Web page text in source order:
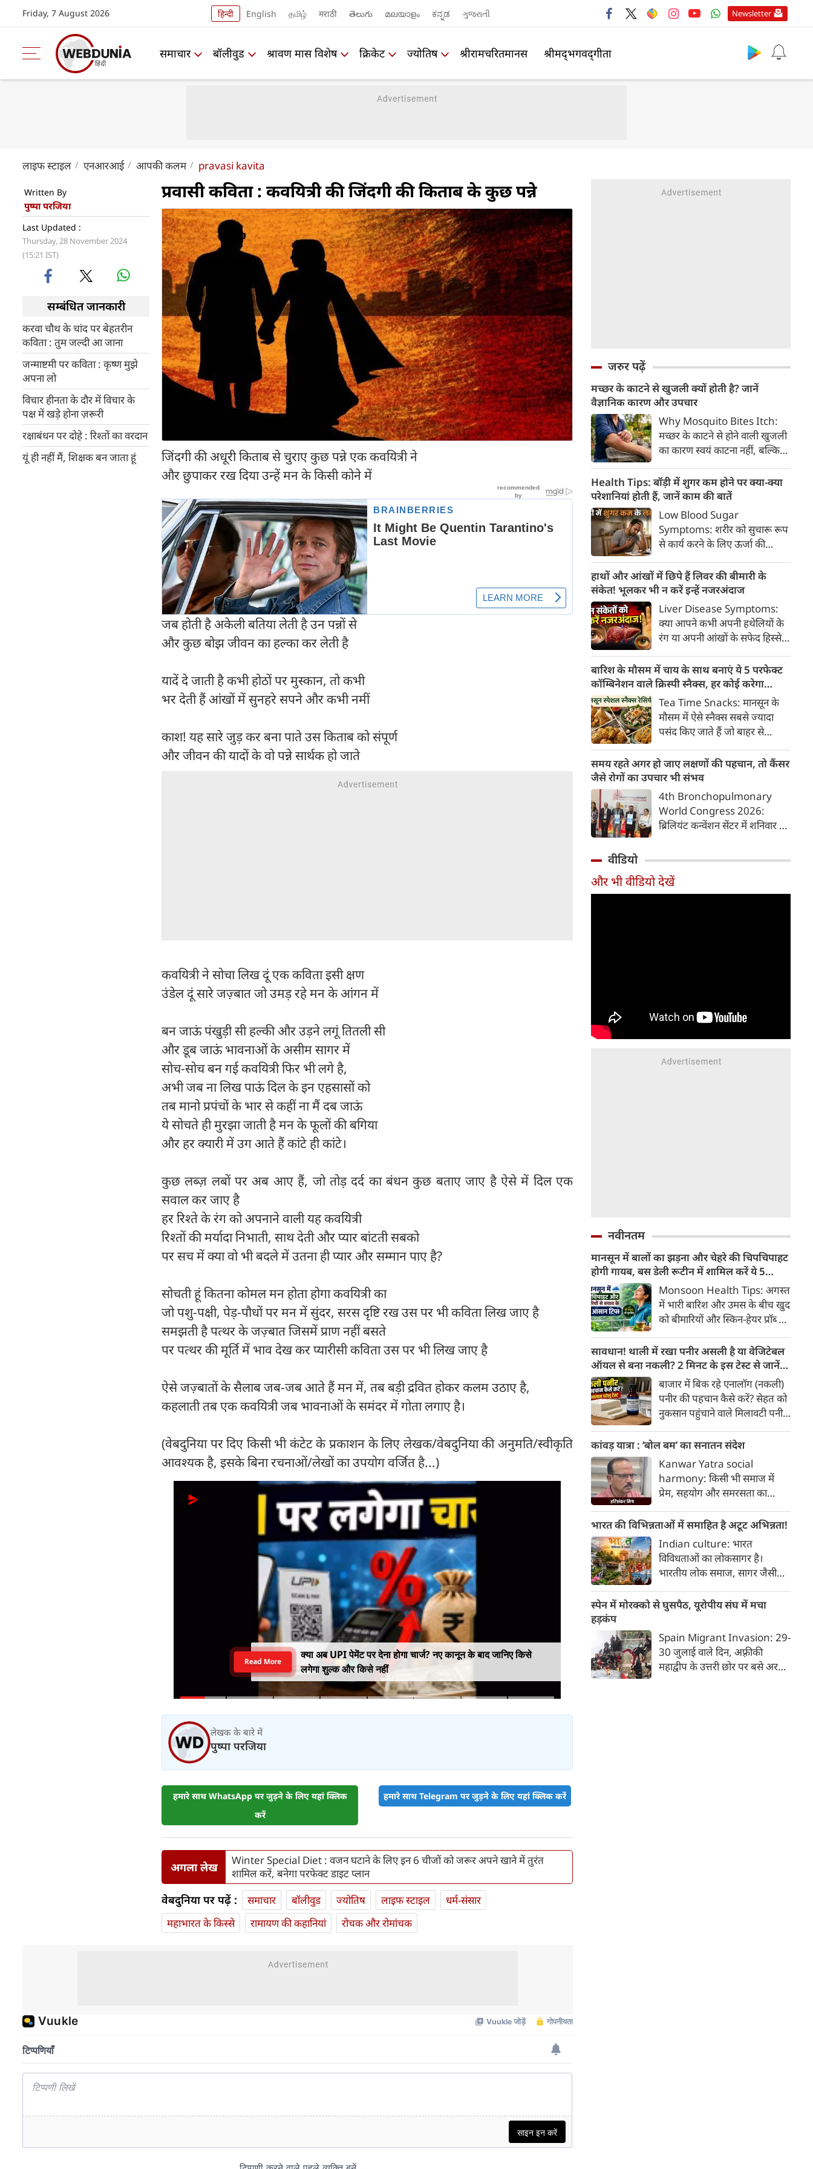
Friday, 7 August 2026 हिन्दी English தமிழ் मराठी తెలుగు മലയാളം ಕನ್ನಡ ગુજરાતી Newsletter
समाचार बॉलीवुड श्रावण मास विशेष क्रिकेट ज्योतिष श्रीरामचरितमानस श्रीमद्‍भगवद्‍गीता
लाइफ स्‍टाइल एनआरआई आपकी कलम pravasi kavita
Written By
पुष्पा परजिया
Last Updated :
Thursday, 28 November 2024
(15:21 IST)
सम्बंधित जानकारी
करवा चौथ के चांद पर बेहतरीन
कविता : तुम जल्दी आ जाना
जन्माष्टमी पर कविता : कृष्ण मुझे
अपना लो
विचार हीनता के दौर में विचार के
पक्ष में खड़े होना ज़रूरी
रक्षाबंधन पर दोहे : रिश्तों का वरदान
यूं ही नहीं मैं, शिक्षक बन जाता हूं
प्रवासी कविता : कवयित्री की जिंदगी की किताब के कुछ पन्ने
जिंदगी की अधूरी किताब से चुराए कुछ पन्ने एक कवयित्री ने
और छुपाकर रख दिया उन्हें मन के किसी कोने में
जब होती है अकेली बतिया लेती है उन पन्नों से
और कुछ बोझ जीवन का हल्का कर लेती है
यादें दे जाती है कभी होठों पर मुस्कान, तो कभी
भर देती हैं आंखों में सुनहरे सपने और कभी नमीं
काश! यह सारे जुड़ कर बना पाते उस किताब को संपूर्ण
और जीवन की यादों के वो पन्ने सार्थक हो जाते
कवयित्री ने सोचा लिख दूं एक कविता इसी क्षण
उंडेल दूं सारे जज़्बात जो उमड़ रहे मन के आंगन में
बन जाऊं पंखुड़ी सी हल्की और उड़ने लगूं तितली सी
और डूब जाऊं भावनाओं के असीम सागर में
सोच-सोच बन गई कवयित्री फिर भी लगे है,
अभी जब ना लिख पाऊं दिल के इन एहसासों को
तब मानो प्रपंचों के भार से कहीं ना मैं दब जाऊं
ये सोचते ही मुरझा जाती है मन के फूलों की बगिया
और हर क्यारी में उग आते हैं कांटे ही कांटे।
कुछ लब्ज़ लबों पर अब आए हैं, जो तोड़ दर्द का बंधन कुछ बताए जाए है ऐसे में दिल एक
सवाल कर जाए है
हर रिश्ते के रंग को अपनाने वाली यह कवयित्री
रिश्तों की मर्यादा निभाती, साथ देती और प्यार बांटती सबको
पर सच में क्या वो भी बदले में उतना ही प्यार और सम्मान पाए है?
सोचती हूं कितना कोमल मन होता होगा कवयित्री का
जो पशु-पक्षी, पेड़-पौधों पर मन में सुंदर, सरस दृष्टि रख उस पर भी कविता लिख जाए है
समझती है पत्थर के जज़्बात जिसमें प्राण नहीं बसते
पर पत्थर की मूर्ति में भाव देख कर प्यारीसी कविता उस पर भी लिख जाए है
ऐसे जज़्बातों के सैलाब जब-जब आते हैं मन में, तब बड़ी द्रवित होकर कलम उठाए है,
कहलाती तब एक कवयित्री जब भावनाओं के समंदर में गोता लगाए है।
(वेबदुनिया पर दिए किसी भी कंटेट के प्रकाशन के लिए लेखक/वेबदुनिया की अनुमति/स्वीकृति
आवश्यक है, इसके बिना रचनाओं/लेखों का उपयोग वर्जित है...)
क्या अब UPI पेमेंट पर देना होगा चार्ज? नए कानून के बाद जानिए किसे
लगेगा शुल्क और किसे नहीं
Read More
लेखक के बारे में
पुष्पा परजिया
हमारे साथ WhatsApp पर जुड़ने के लिए यहां क्लिक
करें
हमारे साथ Telegram पर जुड़ने के लिए यहां क्लिक करें
अगला लेख
Winter Special Diet : वजन घटाने के लिए इन 6 चीजों को जरूर अपने खाने में तुरंत
शामिल करें, बनेगा परफेक्ट डाइट प्लान
वेबदुनिया पर पढ़ें : समाचार बॉलीवुड ज्योतिष लाइफ स्‍टाइल
धर्म-संसार
महाभारत के किस्से
रामायण की कहानियां रोचक और रोमांचक
जरुर पढ़ें
मच्छर के काटने से खुजली क्यों होती है? जानें
वैज्ञानिक कारण और उपचार
Why Mosquito Bites Itch:
मच्छर के काटने से होने वाली खुजली
का कारण स्वयं काटना नहीं, बल्कि
प्रतिरक्षा प्रतिक्रिया है। हिस्टामिन के
निकलने से त्वचा पर लालिमा, सूजन
और खुजली होती है। यहां जानिए
मच्छर के काटने से खुजली क्यों होती
है, इसके पीछे का वैज्ञानिक कारण
क्या है, हिस्टामिन की क्या भूमिका
होती है और खुजली से राहत पाने के
प्रभावी घरेलू व चिकित्सीय उपाय।
Health Tips: बॉड़ी में शुगर कम होने पर क्या-क्या
परेशानियां होती हैं, जानें काम की बातें
Low Blood Sugar
Symptoms: शरीर को सुचारू रूप
से कार्य करने के लिए ऊर्जा की
का प्रमुख स्रोत ग्लूकोज यानी ब्लड
शुगर है। जब शरीर में ब्लड शुगर का
स्तर सामान्य से कम हो जाता है, तो
इस स्थिति को हाइपोग्लाइसीमिया
(Hypoglycemia) कहा जाता है।
ब्लड शुगर कम होने पर शरीर तुरंत
संकेत देना शुरू कर देता है।
हाथों और आंखों में छिपे हैं लिवर की बीमारी के
संकेत! भूलकर भी न करें इन्हें नजरअंदाज
Liver Disease Symptoms:
क्या आपने कभी अपनी हथेलियों के
रंग या अपनी आंखों के सफेद हिस्से
अक्सर हम हलकी लालिमा या आंखों
के पीलेपन को थकान समझकर टाल
देते हैं। लेकिन शरीर के ये छोटे-छोटे
बदलाव असल में एक बहुत बड़ी
चेतावनी हो सकते हैं।
बारिश के मौसम में चाय के साथ बनाएं ये 5 परफेक्ट
कॉम्बिनेशन वाले क्रिस्पी स्नैक्स, हर कोई करेगा
तारीफ
Tea Time Snacks: मानसून के
मौसम में ऐसे स्नैक्स सबसे ज्यादा
पसंद किए जाते हैं जो बाहर से
लाजवाब हों। यहां आपके लिये प्रस्तुत
हैं पकौड़ों से लेकर कॉर्न फ्रिटर्स तक
के कई मसालेदार स्नैक्स की ऐसी
रेसिपीज, जिन्हें आप घर पर कम
समय में आसानी से तैयार कर सकते
हैं।
समय रहते अगर हो जाए लक्षणों की पहचान, तो कैंसर
जैसे रोगों का उपचार भी संभव
4th Bronchopulmonary
World Congress 2026:
ब्रिलियंट कन्वेंशन सेंटर में शनिवार से
विदेश से आए पल्मोनोलॉजिस्ट,
क्रिटिकल केयर विशेषज्ञ, थोरासिक
(रजिस्ट्रेशन) कराया है।
वीडियो
और भी वीडियो देखें
नवीनतम
मानसून में बालों का झड़ना और चेहरे की चिपचिपाहट
होगी गायब, बस डेली रूटीन में शामिल करें ये 5
लाइफस्टाइल टिप्सMonsoon Health Tips: अगस्त
में भारी बारिश और उमस के बीच खुद
को बीमारियों और स्किन-हेयर प्रॉब्लम
बताएं 5 बेस्ट मानसून लाइफस्टाइल
हैक्स।
सावधान! थाली में रखा पनीर असली है या वेजिटेबल
ऑयल से बना नकली? 2 मिनट के इस टेस्ट से जानें
सच्चाई
बाजार में बिक रहे एनालॉग (नकली)
पनीर की पहचान कैसे करें? सेहत को
नुकसान पहुंचाने वाले मिलावटी पनीर
यहां जानें।
कांवड़ यात्रा : ‘बोल बम’ का सनातन संदेश
Kanwar Yatra social
harmony: किसी भी समाज में
प्रेम, सहयोग और समरसता का
जब व्यक्ति अपने अहंकार का त्याग
कर भक्ति का पथ अपनाता है। कांवड़
यात्रा इसी सत्य का सजीव प्रतीक है।
मनुष्य को मनुष्य से जोड़ने वाली
सांस्कृतिक चेतना की यह एक विराट
यात्रा है जिसमें जाति, वर्ग, भाषा,
क्षेत्र, आर्थिक स्थिति और सामाजिक
भारत की विभिन्नताओं में समाहित है अटूट अभिन्नता!
Indian culture: भारत
विविधताओं का लोकसागर है।
भारतीय लोक समाज, सागर जैसी
में समायी अंतहीन विविधताओं का
जीता-जागता संग्रहालय हैं। हमारा
देश भारत, लोकजीवन की अंतहीन
विविधताओं का गहरा जमावड़ा है।
स्पेन में मोरक्को से घुसपैठ, यूरोपीय संघ में मचा
हड़कंप
Spain Migrant Invasion: 29-
30 जुलाई वाले दिन, अफ़्रीकी
महाद्वीप के उत्तरी छोर पर बसे अरबी